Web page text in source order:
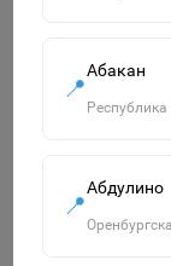
📍
Абакан
📍
Абдулино